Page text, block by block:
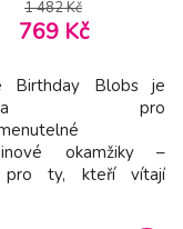
1 482 Kč
769 Kč
Birthday Blobs je
pro
okamžiky –
pro ty, kteří vítají